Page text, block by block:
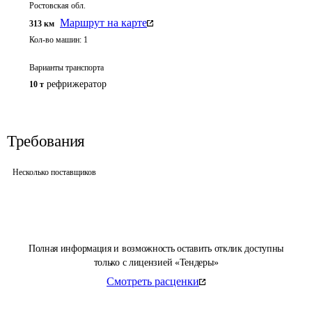
Полная информация и возможность оставить отклик доступны
только с лицензией «Тендеры»
Смотреть расценки
Ростовская обл.
313 км Маршрут на карте
Кол-во машин: 1
Варианты транспорта
10 т рефрижератор
Требования
Несколько поставщиков